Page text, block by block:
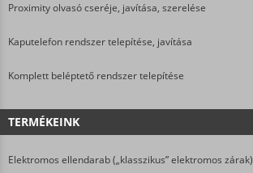
Proximity olvasó cseréje, javítása, szerelése
Kaputelefon rendszer telepítése, javítása
Komplett beléptető rendszer telepítése
TERMÉKEINK
Elektromos ellendarab („klasszikus” elektromos zárak)